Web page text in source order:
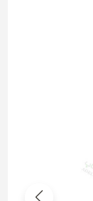
به دوست